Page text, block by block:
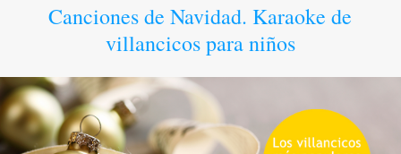
Canciones de Navidad. Karaoke de
villancicos para niños